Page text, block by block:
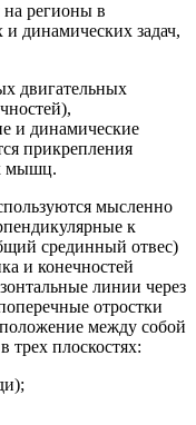
регионы в
и динамических задач,
двигательных
и динамические
прикрепления
мышц.
мысленно
к
срединный отвес)
и конечностей
линии через
отростки
между собой
трех плоскостях: